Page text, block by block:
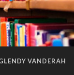
VANDERAH